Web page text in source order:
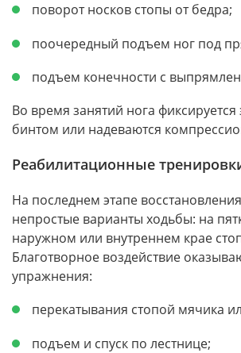
поворот носков стопы от бедра;
поочередный подъем ног под
подъем конечности с
Во время занятий нога фиксируется
бинтом или надеваются
Реабилитационные
На последнем этапе
непростые варианты ходьбы: на
наружном или внутреннем крае
Благотворное воздействие
упражнения:
перекатывания стопой мячика
подъем и спуск по лестнице;